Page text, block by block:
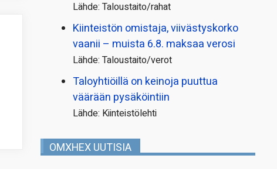
Lähde: Taloustaito/rahat
Kiinteistön omistaja, viivästyskorko
vaanii – muista 6.8. maksaa verosi
Lähde: Taloustaito/verot
Taloyhtiöillä on keinoja puuttua
väärään pysäköintiin
Lähde: Kiinteistölehti
OMXHEX UUTISIA